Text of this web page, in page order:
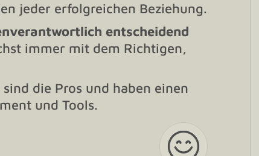
jeder erfolgreichen Beziehung.
entscheidend
immer mit dem Richtigen,
die Pros und haben einen
und Tools.